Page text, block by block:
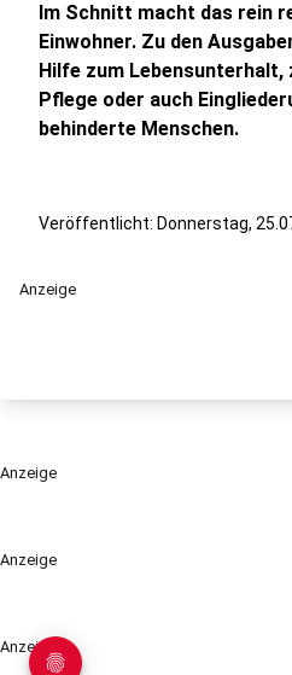
Anzeige
Anzeige
Im Schnitt macht das rein
Einwohner. Zu den
Hilfe zum Lebensunterhalt,
Pflege oder auch
behinderte Menschen.
Veröffentlicht: Donnerstag,
Anzeige
Anzeige